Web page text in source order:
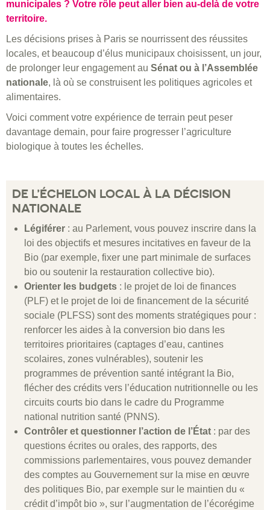
municipales ? Votre rôle peut aller bien au-delà de votre
territoire.
Les décisions prises à Paris se nourrissent des réussites
locales, et beaucoup d’élus municipaux choisissent, un jour,
de prolonger leur engagement au Sénat ou à l’Assemblée
nationale, là où se construisent les politiques agricoles et
alimentaires.
Voici comment votre expérience de terrain peut peser
davantage demain, pour faire progresser l’agriculture
biologique à toutes les échelles.
DE L’ÉCHELON LOCAL À LA DÉCISION
NATIONALE
Légiférer : au Parlement, vous pouvez inscrire dans la
loi des objectifs et mesures incitatives en faveur de la
Bio (par exemple, fixer une part minimale de surfaces
bio ou soutenir la restauration collective bio).
Orienter les budgets : le projet de loi de finances
(PLF) et le projet de loi de financement de la sécurité
sociale (PLFSS) sont des moments stratégiques pour :
renforcer les aides à la conversion bio dans les
territoires prioritaires (captages d’eau, cantines
scolaires, zones vulnérables), soutenir les
programmes de prévention santé intégrant la Bio,
flécher des crédits vers l’éducation nutritionnelle ou les
circuits courts bio dans le cadre du Programme
national nutrition santé (PNNS).
Contrôler et questionner l’action de l’État : par des
questions écrites ou orales, des rapports, des
commissions parlementaires, vous pouvez demander
des comptes au Gouvernement sur la mise en œuvre
des politiques Bio, par exemple sur le maintien du «
crédit d’impôt bio », sur l’augmentation de l’écorégime